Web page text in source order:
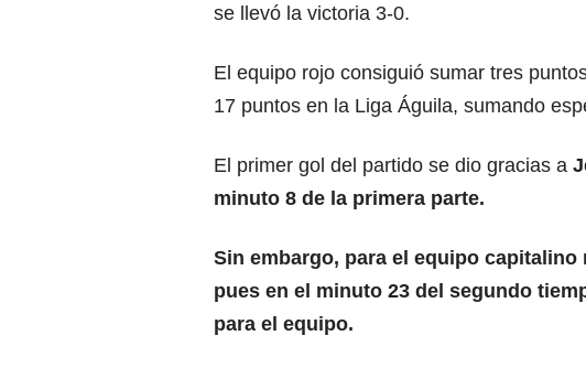
se llevó la victoria 3-0.
El equipo rojo consiguió sumar tres
17 puntos en la Liga Águila, sumando
El primer gol del partido se dio gracias a
minuto 8 de la primera parte.
Sin embargo, para el equipo
pues en el minuto 23 del segundo
para el equipo.